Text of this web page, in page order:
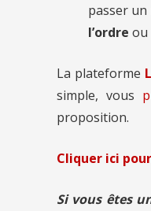
passer un
l’ordre ou
La plateforme
simple, vous
proposition.
Cliquer ici
Si vous êtes